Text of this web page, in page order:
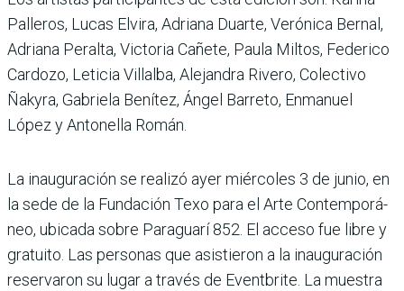
Palleros, Lucas Elvira, Adriana Duarte, Verónica Bernal,
Adriana Peralta, Victoria Cañete, Paula Miltos, Federico
Cardozo, Leticia Villalba, Alejandra Rivero, Colectivo
Ñakyra, Gabriela Benítez, Ángel Barreto, Enmanuel
López y Antonella Román.
La inauguración se realizó ayer miércoles 3 de junio, en
la sede de la Fundación Texo para el Arte Contemporá­
neo, ubicada sobre Para­guarí 852. El acceso fue libre y
gratuito. Las personas que asistieron a la inauguración
reservaron su lugar a través de Eventbrite. La muestra